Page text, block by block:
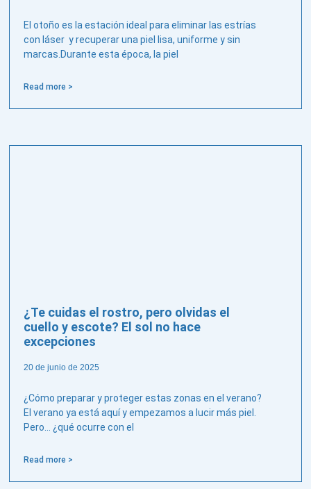
El otoño es la estación ideal para eliminar las estrías
con láser y recuperar una piel lisa, uniforme y sin
marcas.Durante esta época, la piel
Read more >
¿Te cuidas el rostro, pero olvidas el
cuello y escote? El sol no hace
excepciones
20 de junio de 2025
¿Cómo preparar y proteger estas zonas en el verano?
El verano ya está aquí y empezamos a lucir más piel.
Pero… ¿qué ocurre con el
Read more >